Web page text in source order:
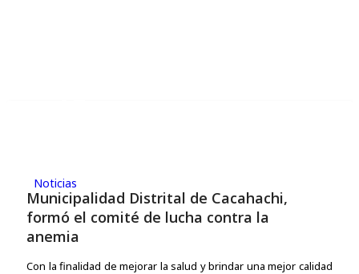
Noticias
Municipalidad Distrital de Cacahachi,
formó el comité de lucha contra la
anemia
Con la finalidad de mejorar la salud y brindar una mejor calidad